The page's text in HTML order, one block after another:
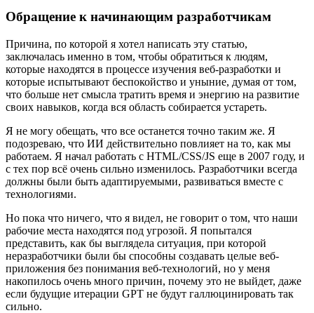
Обращение к начинающим разработчикам
Причина, по которой я хотел написать эту статью,
заключалась именно в том, чтобы обратиться к людям,
которые находятся в процессе изучения веб-разработки и
которые испытывают беспокойство и уныние, думая от том,
что больше нет смысла тратить время и энергию на развитие
своих навыков, когда вся область собирается устареть.
Я не могу обещать, что все останется точно таким же. Я
подозреваю, что ИИ действительно повлияет на то, как мы
работаем. Я начал работать с HTML/CSS/JS еще в 2007 году, и
с тех пор всё очень сильно изменилось. Разработчики всегда
должны были быть адаптируемыми, развиваться вместе с
технологиями.
Но пока что ничего, что я видел, не говорит о том, что наши
рабочие места находятся под угрозой. Я попытался
представить, как бы выглядела ситуация, при которой
неразработчики были бы способны создавать целые веб-
приложения без понимания веб-технологий, но у меня
накопилось очень много причин, почему это не выйдет, даже
если будущие итерации GPT не будут галлюцинировать так
сильно.